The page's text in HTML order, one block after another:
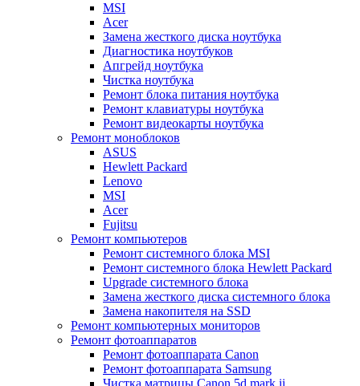
MSI
Acer
Замена жесткого диска ноутбука
Диагностика ноутбуков
Апгрейд ноутбука
Чистка ноутбука
Ремонт блока питания ноутбука
Ремонт клавиатуры ноутбука
Ремонт видеокарты ноутбука
Ремонт моноблоков
ASUS
Hewlett Packard
Lenovo
MSI
Acer
Fujitsu
Ремонт компьютеров
Ремонт системного блока MSI
Ремонт системного блока Hewlett Packard
Upgrade системного блока
Замена жесткого диска системного блока
Замена накопителя на SSD
Ремонт компьютерных мониторов
Ремонт фотоаппаратов
Ремонт фотоаппарата Canon
Ремонт фотоаппарата Samsung
Чистка матрицы Canon 5d mark ii